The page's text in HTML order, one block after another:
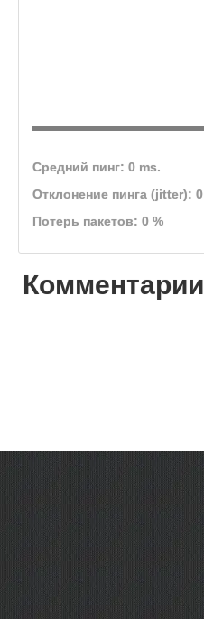
Средний пинг: 0 ms.
Отклонение пинга (jitter): 0
Потерь пакетов: 0 %
Комментарии